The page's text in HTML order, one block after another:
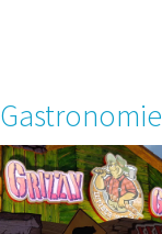
Gastronomie